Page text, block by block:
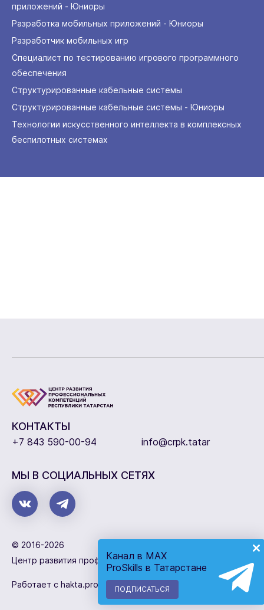
приложений - Юниоры
Разработка мобильных приложений - Юниоры
Разработчик мобильных игр
Специалист по тестированию игрового программного
обеспечения
Структурированные кабельные системы
Структурированные кабельные системы - Юниоры
Технологии искусственного интеллекта в комплексных
беспилотных системах
КОНТАКТЫ
+7 843 590-00-94 info@crpk.tatar
МЫ В СОЦИАЛЬНЫХ СЕТЯХ
© 2016-2026
Центр развития профессиональных компетенций
Работает с hakta.pro
Канал в MAX
ProSkills в Татарстане
ПОДПИСАТЬСЯ